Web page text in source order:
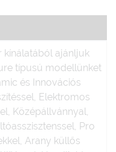
kínálatából ajánljuk
típusú modellünket
és Innovációs
Elektromos
Középállvánnyal,
Pro
Arany küllős